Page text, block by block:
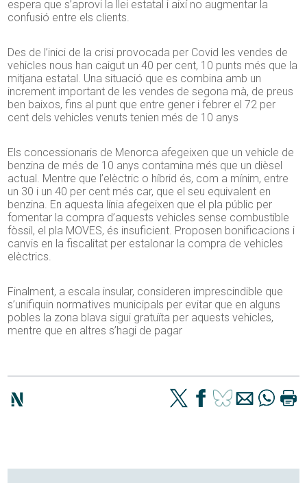
espera que s’aprovi la llei estatal i així no augmentar la
confusió entre els clients.
Des de l’inici de la crisi provocada per Covid les vendes de
vehicles nous han caigut un 40 per cent, 10 punts més que la
mitjana estatal. Una situació que es combina amb un
increment important de les vendes de segona mà, de preus
ben baixos, fins al punt que entre gener i febrer el 72 per
cent dels vehicles venuts tenien més de 10 anys
Els concessionaris de Menorca afegeixen que un vehicle de
benzina de més de 10 anys contamina més que un dièsel
actual. Mentre que l’elèctric o híbrid és, com a mínim, entre
un 30 i un 40 per cent més car, que el seu equivalent en
benzina. En aquesta línia afegeixen que el pla públic per
fomentar la compra d’aquests vehicles sense combustible
fòssil, el pla MOVES, és insuficient. Proposen bonificacions i
canvis en la fiscalitat per estalonar la compra de vehicles
elèctrics.
Finalment, a escala insular, consideren imprescindible que
s’unifiquin normatives municipals per evitar que en alguns
pobles la zona blava sigui gratuïta per aquests vehicles,
mentre que en altres s’hagi de pagar